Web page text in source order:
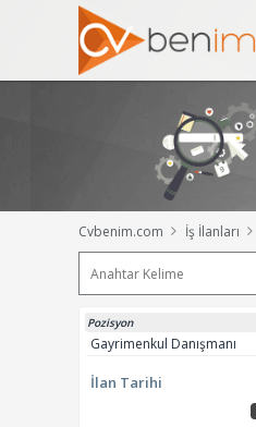
Cvbenim.com İş İlanları
Pozisyon
Gayrimenkul Danışmanı
İlan Tarihi